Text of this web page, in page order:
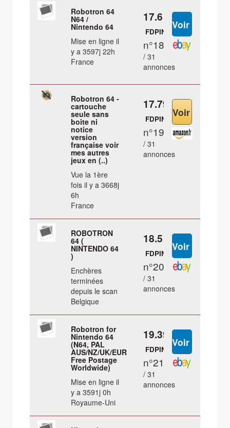
Robotron 64
N64 /
Nintendo 64
Mise en ligne il
y a 3597j 22h
France
17.6 €
FDPIN
n°18
/ 31
annonces
Robotron 64 -
cartouche
seule sans
boite ni
notice
version
française voir
mes autres
jeux en (..)
Vue la 1ère
fois il y a 3668j
6h
France
17.79 €
FDPIN
n°19
/ 31
annonces
ROBOTRON
64 (
NINTENDO 64
)
Enchères
terminées
depuis le scan
Belgique
18.5 €
FDPIN
n°20
/ 31
annonces
Robotron for
Nintendo 64
(N64, PAL
AUS/NZ/UK/EUR
Free Postage
Worldwide)
Mise en ligne il
y a 3591j 0h
Royaume-Uni
19.39 €
FDPIN
n°21
/ 31
annonces